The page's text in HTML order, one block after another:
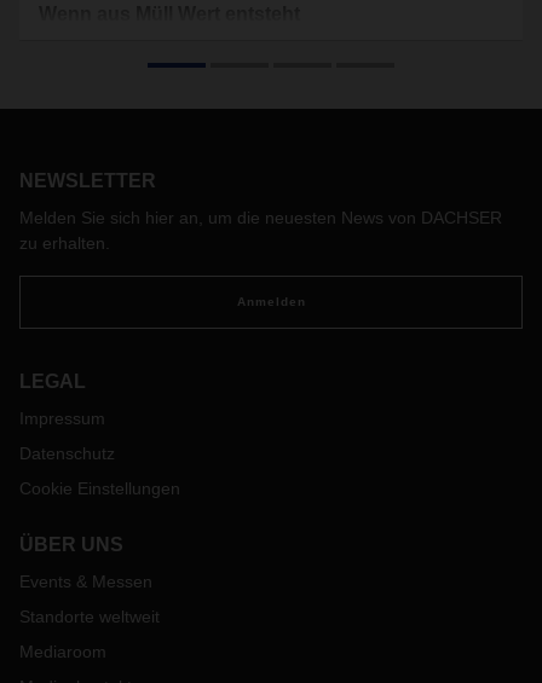
Wertstoffhöfen gelernt ­und verwandeln in ihrer Heimat nun
Recyclingsystems zusammen mit dem internationalen
Kinderhilfswerk
NEWSLETTER
Melden Sie sich hier an, um die neuesten News von DACHSER
zu erhalten.
Anmelden
LEGAL
Impressum
Datenschutz
Cookie Einstellungen
ÜBER UNS
Events & Messen
Standorte weltweit
Mediaroom